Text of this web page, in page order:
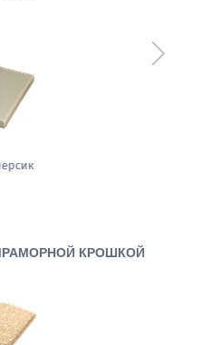
жемчуг
КРОШКОЙ